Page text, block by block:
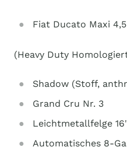
Fiat Ducato Maxi
(Heavy Duty
Shadow (Stoff,
Grand Cru Nr. 3
Leichtmetallfelge
Automatisches 8-